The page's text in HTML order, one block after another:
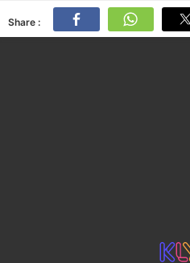
Share :